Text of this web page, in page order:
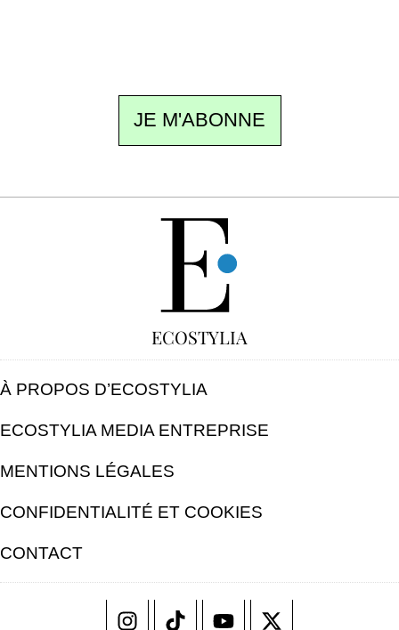
JE M'ABONNE
ECOSTYLIA
À PROPOS D’ECOSTYLIA
ECOSTYLIA MEDIA ENTREPRISE
MENTIONS LÉGALES
CONFIDENTIALITÉ ET COOKIES
CONTACT